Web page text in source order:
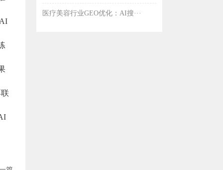
医疗美容行业GEO优化：AI搜···